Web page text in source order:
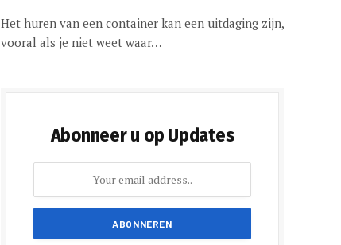
Het huren van een container kan een uitdaging zijn,
vooral als je niet weet waar…
Abonneer u op Updates